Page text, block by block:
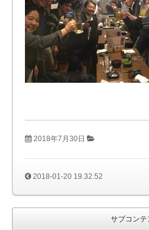
2018年7月30日
2018-01-20 19.32.52
サブコンテ